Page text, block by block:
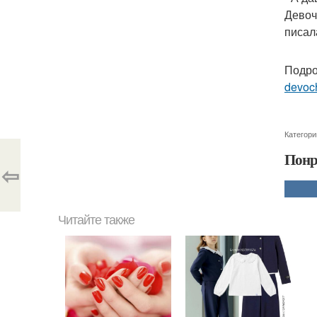
⇦
Читайте также